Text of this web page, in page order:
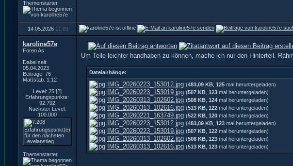
Themenstarter
14.05.2026 11:09
karoline57e
Foren As
Dabei seit:
05.04.2023
Beiträge: 76
Maßstab: 1:12
Level: 25 [?]
Erfahrungspunkte:
92.792
Nächster Level:
100.000
Themenstarter
Um Teile leichter handhaben zu können, mache ich nur den Hinterteil.
Dateianhänge:
IMG_20260223_153012.jpg (483,09 KB 125 mal heruntergeladen)
IMG_20260223_153019.jpg (507 KB 123 mal heruntergeladen)
IMG_20260313_102602.jpg (508 KB 124 mal heruntergeladen)
IMG_20260313_102616.jpg (513 KB 122 mal heruntergeladen)
IMG_20260221_163749.jpg (522 KB 120 mal heruntergeladen)
IMG_20260223_153012.jpg (483,09 KB 123 mal heruntergeladen)
IMG_20260223_153019.jpg (507 KB 122 mal heruntergeladen)
IMG_20260313_102602.jpg (508 KB 123 mal heruntergeladen)
IMG_20260313_102616.jpg (513 KB 123 mal heruntergeladen)